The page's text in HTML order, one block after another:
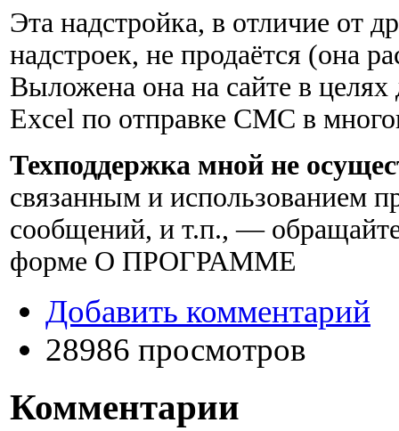
Эта надстройка, в отличие от
надстроек, не продаётся (она
Выложена она на сайте в
Excel по отправке СМС в
Техподдержка мной не
связанным и использованием
сообщений, и т.п., —
форме О ПРОГРАММЕ
Добавить комментарий
28986 просмотров
Комментарии